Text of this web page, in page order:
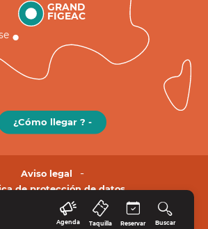
Agenda Taquilla Reservar Buscar
GRAND
FIGEAC
¿Cómo llegar ? -
Aviso legal
de protección de datos.